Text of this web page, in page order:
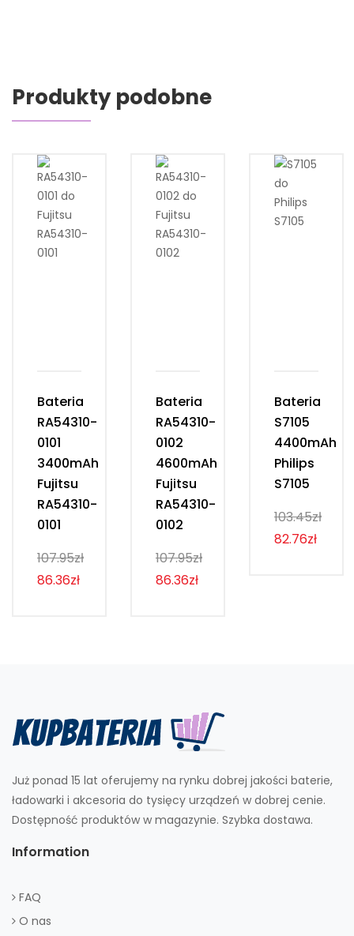
Produkty podobne
Bateria
RA54310-
0101
3400mAh
Fujitsu
RA54310-
0101
107.95zł
86.36zł
Bateria
RA54310-
0102
4600mAh
Fujitsu
RA54310-
0102
107.95zł
86.36zł
Bateria
S7105
4400mAh
Philips
S7105
103.45zł
82.76zł
Już ponad 15 lat oferujemy na rynku dobrej jakości baterie,
ładowarki i akcesoria do tysięcy urządzeń w dobrej cenie.
Dostępność produktów w magazynie. Szybka dostawa.
Information
FAQ
O nas